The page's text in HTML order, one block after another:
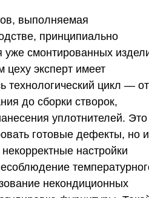
выполняемая
принципиально
уже смонтированных
цеху эксперт имеет
технологический цикл — от
до сборки створок,
уплотнителей. Это
готовые дефекты, но и
настройки
некондиционных